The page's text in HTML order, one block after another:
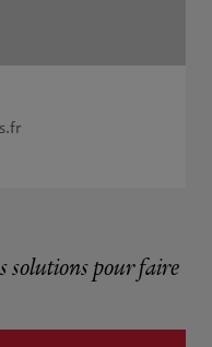
solutions pour faire